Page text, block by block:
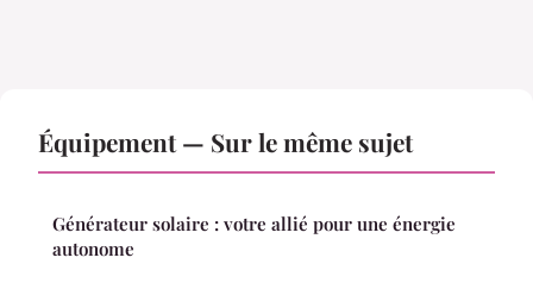
Équipement — Sur le même sujet
Générateur solaire : votre allié pour une énergie
autonome